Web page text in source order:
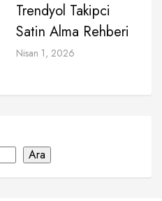
Trendyol Takipci
Satin Alma Rehberi
Nisan 1, 2026
Ara